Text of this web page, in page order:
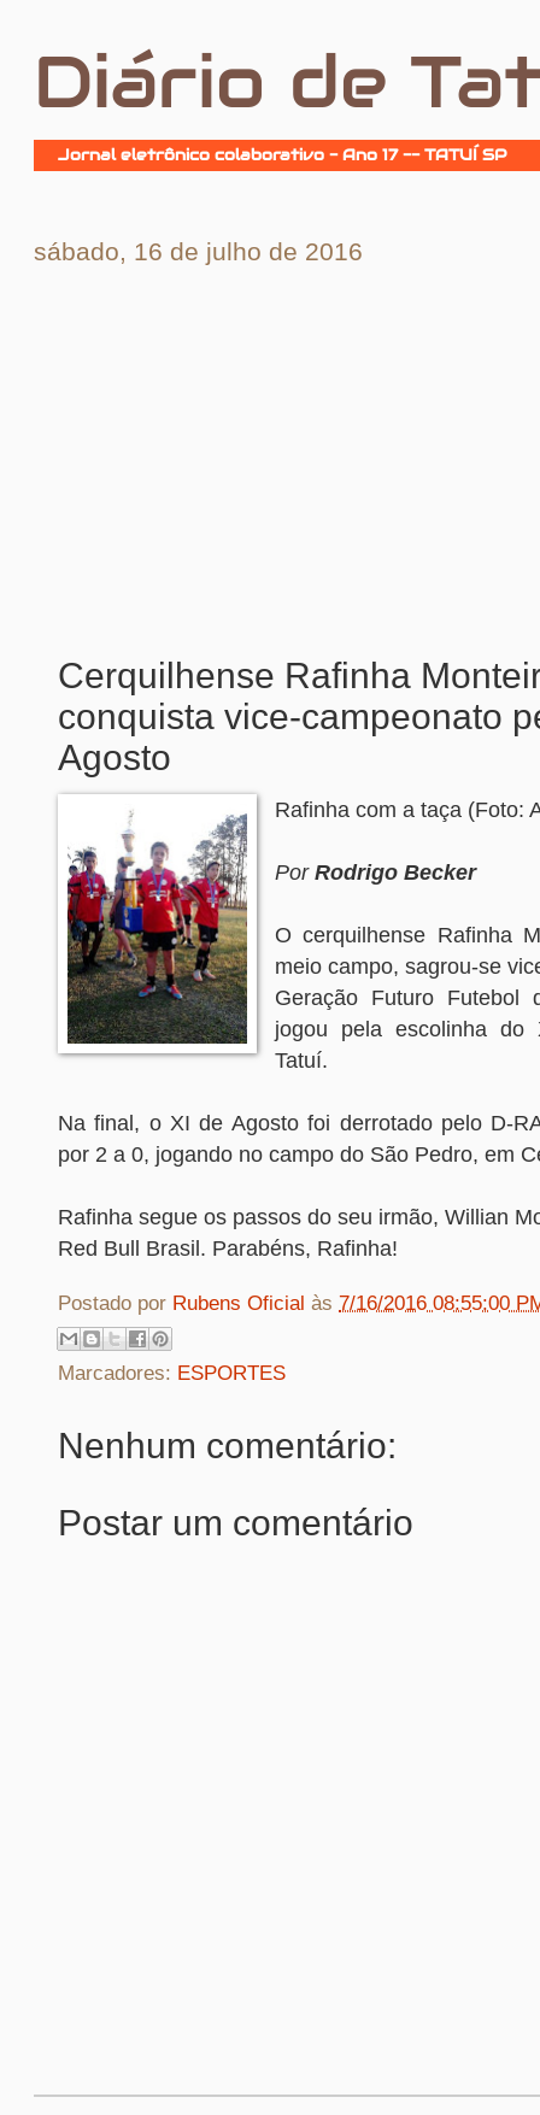
Diário de
Jornal eletrônico colaborativo - Ano 17 -- TATUÍ SP
sábado, 16 de julho de 2016
Cerquilhense Rafinha
conquista vice-campeonato
Agosto
Rafinha com a taça (Foto:
Por Rodrigo Becker
O cerquilhense Rafinha
meio campo, sagrou-se
Geração Futuro Futebol
jogou pela escolinha
Tatuí.
Na final, o XI de Agosto foi derrotado pelo D-
por 2 a 0, jogando no campo do São Pedro, em
Rafinha segue os passos do seu irmão, Willian
Red Bull Brasil. Parabéns, Rafinha!
Postado por Rubens Oficial às 7/16/2016 08:55:00
Marcadores: ESPORTES
Nenhum comentário:
Postar um comentário